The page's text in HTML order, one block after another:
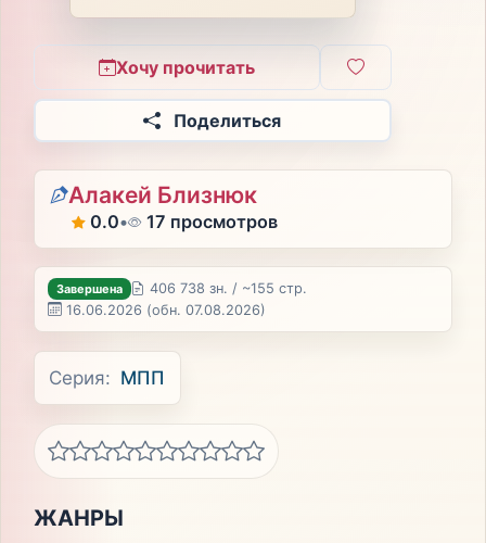
Хочу прочитать
Поделиться
Алакей Близнюк
0.0• 17 просмотров
Завершена
406 738 зн. / ~155 стр.
16.06.2026 (обн. 07.08.2026)
Серия: МПП
ЖАНРЫ